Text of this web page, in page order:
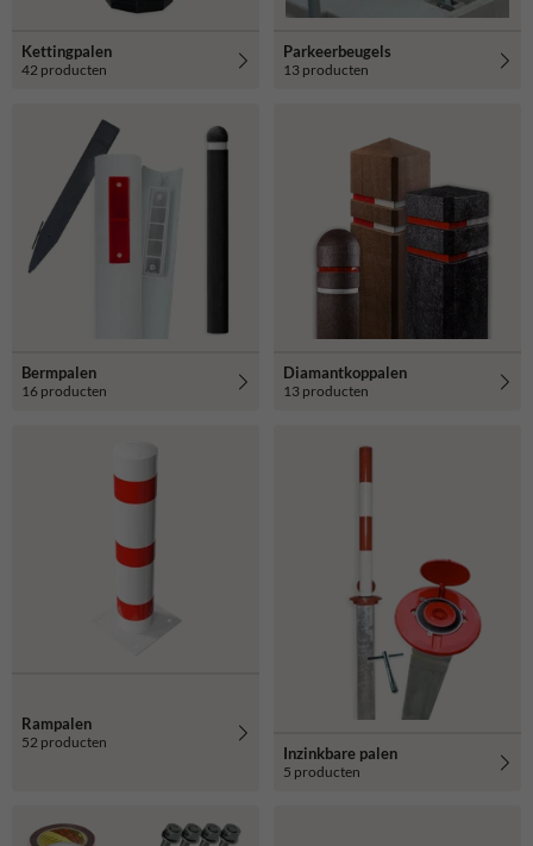
Kettingpalen
42 producten
Parkeerbeugels
13 producten
Bermpalen
16 producten
Diamantkoppalen
13 producten
Rampalen
52 producten
Inzinkbare palen
5 producten